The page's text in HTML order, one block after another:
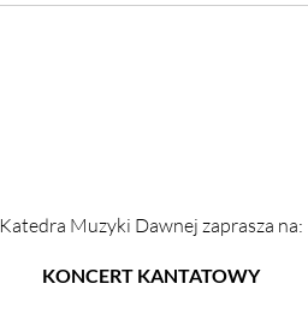
Katedra Muzyki Dawnej zaprasza na:
KONCERT KANTATOWY